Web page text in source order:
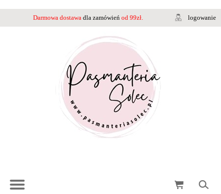
Darmowa dostawa dla zamówień od 99zł. logowanie